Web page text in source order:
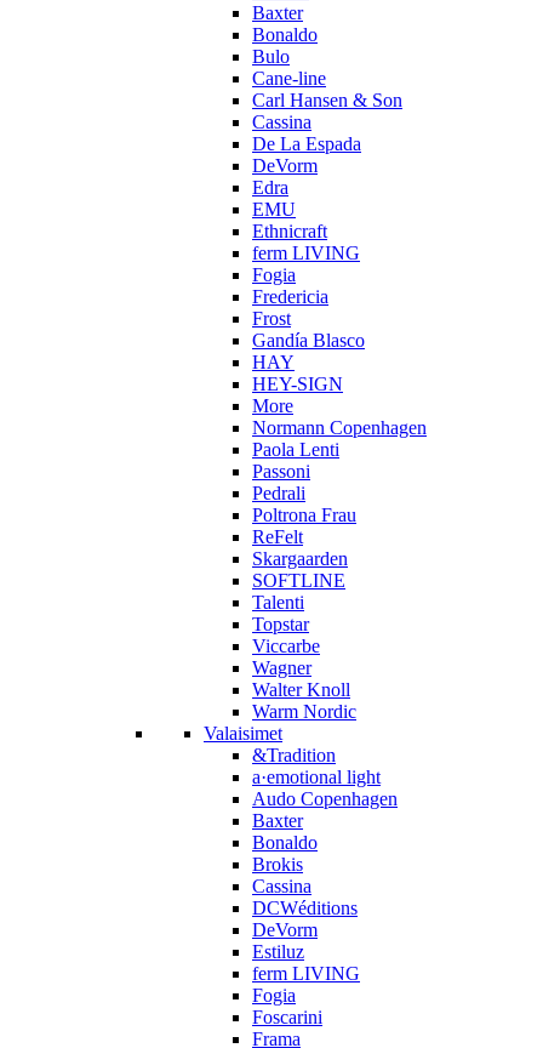
Baxter
Bonaldo
Bulo
Cane-line
Carl Hansen & Son
Cassina
De La Espada
DeVorm
Edra
EMU
Ethnicraft
ferm LIVING
Fogia
Fredericia
Frost
Gandía Blasco
HAY
HEY-SIGN
More
Normann Copenhagen
Paola Lenti
Passoni
Pedrali
Poltrona Frau
ReFelt
Skargaarden
SOFTLINE
Talenti
Topstar
Viccarbe
Wagner
Walter Knoll
Warm Nordic
Valaisimet
&Tradition
a·emotional light
Audo Copenhagen
Baxter
Bonaldo
Brokis
Cassina
DCWéditions
DeVorm
Estiluz
ferm LIVING
Fogia
Foscarini
Frama